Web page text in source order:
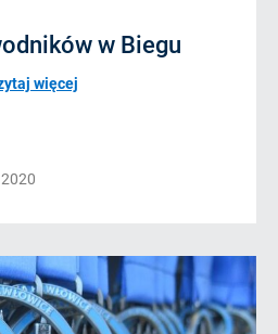
w Biegu
więcej